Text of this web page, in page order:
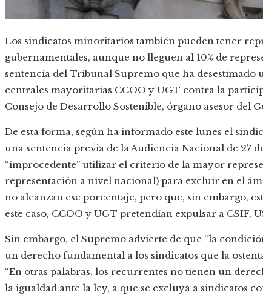
Los sindicatos minoritarios también pueden tener
gubernamentales, aunque no lleguen al 10% de
sentencia del Tribunal Supremo que ha desestimado
centrales mayoritarias CCOO y UGT contra la
Consejo de Desarrollo Sostenible, órgano asesor del
De esta forma, según ha informado este lunes el
una sentencia previa de la Audiencia Nacional de 27
“improcedente” utilizar el criterio de la mayor
representación a nivel nacional) para excluir en el
no alcanzan ese porcentaje, pero que, sin embargo,
este caso, CCOO y UGT pretendían expulsar a CSIF,
Sin embargo, el Supremo advierte de que “la
un derecho fundamental a los sindicatos que la
“En otras palabras, los recurrentes no tienen un
la igualdad ante la ley, a que se excluya a sindicatos